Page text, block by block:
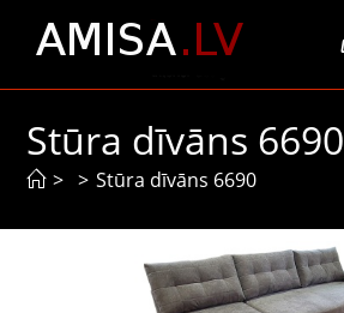
Stūra dīvāns 6690
> > Stūra dīvāns 6690